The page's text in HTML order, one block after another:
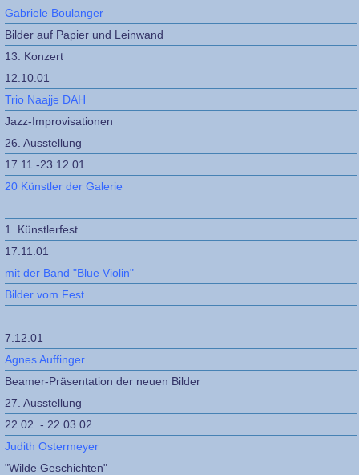
Gabriele Boulanger
Bilder auf Papier und Leinwand
13. Konzert
12.10.01
Trio Naajje DAH
Jazz-Improvisationen
26. Ausstellung
17.11.-23.12.01
20 Künstler der Galerie
1. Künstlerfest
17.11.01
mit der Band "Blue Violin"
Bilder vom Fest
7.12.01
Agnes Auffinger
Beamer-Präsentation der neuen Bilder
27. Ausstellung
22.02. - 22.03.02
Judith Ostermeyer
"Wilde Geschichten"